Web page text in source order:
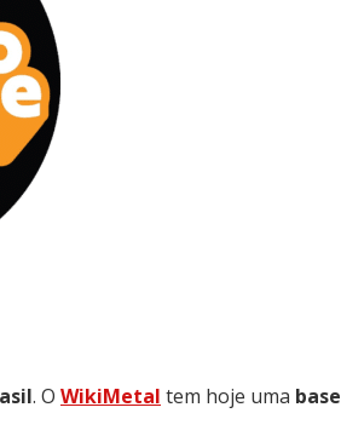
. O WikiMetal tem hoje uma base